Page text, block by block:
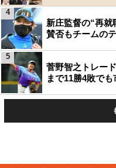
新庄監督の“再就
賛否もチームの
4
菅野智之トレー
まで11勝4敗で
5